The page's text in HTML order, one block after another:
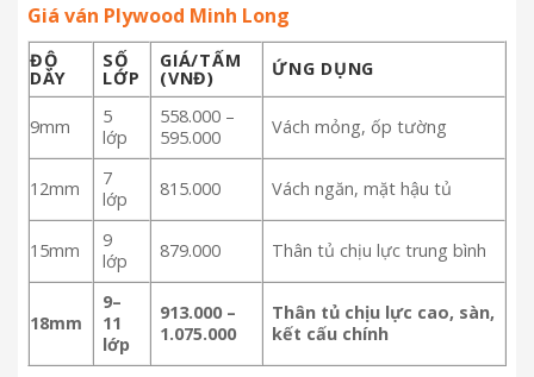
Giá ván Plywood Minh Long
ĐỘ
DÀY
SỐ
LỚP
GIÁ/TẤM
(VNĐ) ỨNG DỤNG
9mm
5
lớp
558.000 –
595.000
Vách mỏng, ốp tường
12mm
7
lớp
815.000 Vách ngăn, mặt hậu tủ
15mm
9
lớp
879.000 Thân tủ chịu lực trung bình
18mm
9–
11
lớp
913.000 –
1.075.000
Thân tủ chịu lực cao, sàn,
kết cấu chính